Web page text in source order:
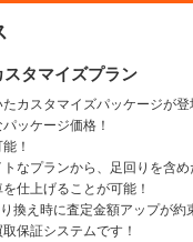
スタマイズプラン
カスタマイズパッケージが登
ッケージ価格！
！
なプランから、足回りを含め
仕上げることが可能！
換え時に査定金額アップが約
保証システムです！